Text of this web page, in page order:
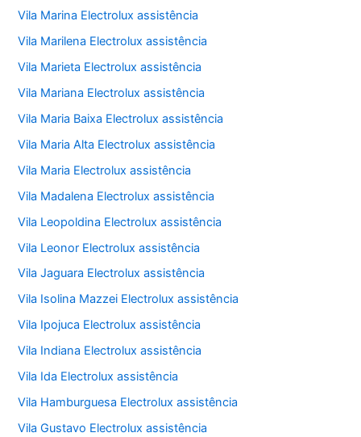
Vila Marina Electrolux assistência
Vila Marilena Electrolux assistência
Vila Marieta Electrolux assistência
Vila Mariana Electrolux assistência
Vila Maria Baixa Electrolux assistência
Vila Maria Alta Electrolux assistência
Vila Maria Electrolux assistência
Vila Madalena Electrolux assistência
Vila Leopoldina Electrolux assistência
Vila Leonor Electrolux assistência
Vila Jaguara Electrolux assistência
Vila Isolina Mazzei Electrolux assistência
Vila Ipojuca Electrolux assistência
Vila Indiana Electrolux assistência
Vila Ida Electrolux assistência
Vila Hamburguesa Electrolux assistência
Vila Gustavo Electrolux assistência